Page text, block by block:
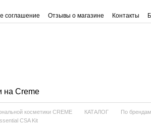
соглашение Отзывы о магазине Контакты
на Creme
косметики CREME КАТАЛОГ По брендам
CSA Kit